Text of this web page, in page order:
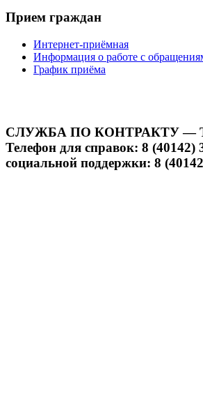
Прием граждан
Интернет-приёмная
Информация о работе с
График приёма
СЛУЖБА ПО КОНТРАКТУ —
Телефон для справок: 8
социальной поддержки: 8